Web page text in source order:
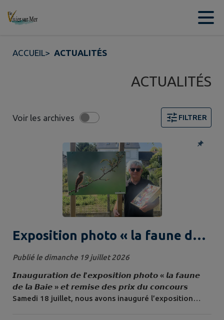
Contenu
ACCUEIL> ACTUALITÉS
ACTUALITÉS
Voir les archives FILTRER
Page 1. 10 actualités sur 49 affichées sur cette page.
Exposition photo « la faune de
la Baie »
Publié le dimanche 19 juillet 2026
𝙄𝙣𝙖𝙪𝙜𝙪𝙧𝙖𝙩𝙞𝙤𝙣 𝙙𝙚 𝙡’𝙚𝙭𝙥𝙤𝙨𝙞𝙩𝙞𝙤𝙣 𝙥𝙝𝙤𝙩𝙤 « 𝙡𝙖 𝙛𝙖𝙪𝙣𝙚
𝙙𝙚 𝙡𝙖 𝘽𝙖𝙞𝙚 » 𝙚𝙩 𝙧𝙚𝙢𝙞𝙨𝙚 𝙙𝙚𝙨 𝙥𝙧𝙞𝙭 𝙙𝙪 𝙘𝙤𝙣𝙘𝙤𝙪𝙧𝙨
Samedi 18 juillet, nous avons inauguré l’exposition